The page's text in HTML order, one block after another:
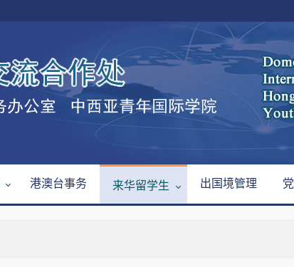
港澳台事务 来华留学生 出国境管理